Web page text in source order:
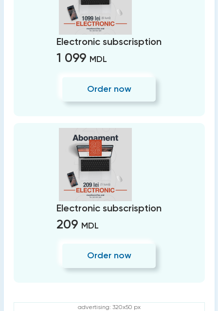
Electronic subscrisption
1 099 MDL
Order now
Electronic subscrisption
209 MDL
Order now
advertising: 320x50 px